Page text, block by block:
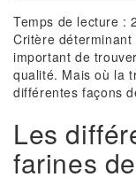
Temps de lecture :2
Critère
important de
qualité. Mais où la
différentes façons
Les
farines